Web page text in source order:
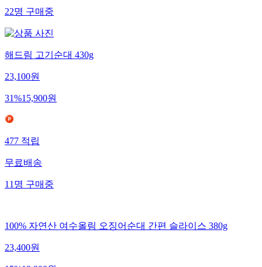
22명구매중
해드림 고기순대 430g
23,100원
31%15,900원
477적립
무료배송
11명구매중
100% 자연산 여수올림 오징어순대 간편 슬라이스 380g
23,400원